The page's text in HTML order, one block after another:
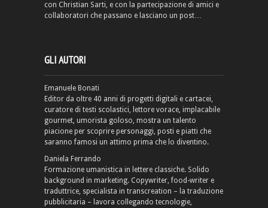
con Christian Sarti, e con la partecipazione di amici e
collaboratori che passano e lasciano un post…
GLI AUTORI
Emanuele Bonati
Editor da oltre 40 anni di progetti digitali e cartacei,
curatore di testi scolastici, lettore vorace, implacabile
gourmet, umorista goloso, mostra un talento
piacione per scoprire personaggi, posti e piatti che
saranno famosi un attimo prima che lo diventino.
Daniela Ferrando
Formazione umanistica in lettere classiche. Solido
background in marketing. Copywriter, food-writer e
traduttrice, specialista in transcreation – la traduzione
pubblicitaria – lavora collegando tecnologie,